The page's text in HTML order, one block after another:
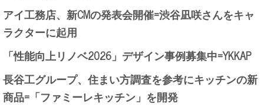
アイ工務店、新CMの発表会開催=渋谷凪咲さんをキャ
ラクターに起用
「性能向上リノベ2026」デザイン事例募集中=YKKAP
長谷工グループ、住まい方調査を参考にキッチンの新
商品=「ファミーレキッチン」を開発